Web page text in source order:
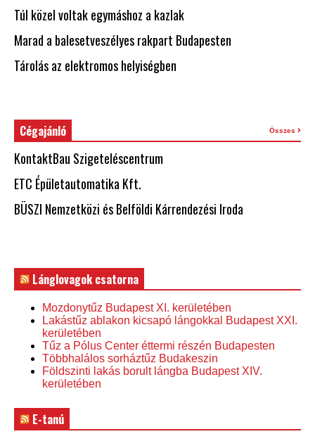
Túl közel voltak egymáshoz a kazlak
Marad a balesetveszélyes rakpart Budapesten
Tárolás az elektromos helyiségben
Cégajánló Összes
KontaktBau Szigeteléscentrum
ETC Épületautomatika Kft.
BÜSZI Nemzetközi és Belföldi Kárrendezési Iroda
Lánglovagok csatorna
Mozdonytűz Budapest XI. kerületében
Lakástűz ablakon kicsapó lángokkal Budapest XXI.
kerületében
Tűz a Pólus Center éttermi részén Budapesten
Többhalálos sorháztűz Budakeszin
Földszinti lakás borult lángba Budapest XIV.
kerületében
E-tanú